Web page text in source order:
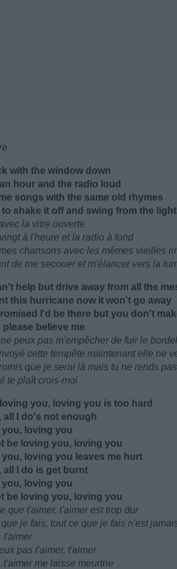
with the window down
hour and the radio loud
songs with the same old rhymes
to shake it off and swing from the
la vitre ouverte
à l'heure et la radio à fond
chansons avec les mêmes vieilles
de me secouer et m'élancer vers la
help but drive away from all the
this hurricane now it won't go away
I'd be there but you don't
please believe me
peux pas m'empêcher de fuir le
cette tempête maintenant elle ne
que je serai là mais tu ne rends
te plaît crois-moi
you, loving you is too hard
all I do's not enough
you, loving you
be loving you, loving you
you, loving you leaves me hurt
all I do is get burnt
you, loving you
be loving you, loving you
que t'aimer, t'aimer est trop dur
que je fais, tout ce que je fais n'est
t'aimer
pas t'aimer, t'aimer
t'aimer me laisse meurtrie